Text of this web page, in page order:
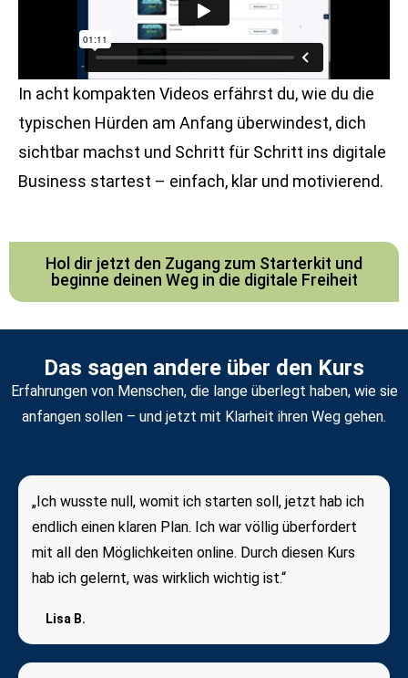
In acht kompakten Videos erfährst du, wie du die
typischen Hürden am Anfang überwindest, dich
sichtbar machst und Schritt für Schritt ins digitale
Business startest – einfach, klar und motivierend.
Hol dir jetzt den Zugang zum Starterkit und
beginne deinen Weg in die digitale Freiheit
Das sagen andere über den Kurs
Erfahrungen von Menschen, die lange überlegt haben, wie sie
anfangen sollen – und jetzt mit Klarheit ihren Weg gehen.
„Ich wusste null, womit ich starten soll, jetzt hab ich
endlich einen klaren Plan. Ich war völlig überfordert
mit all den Möglichkeiten online. Durch diesen Kurs
hab ich gelernt, was wirklich wichtig ist.“
Lisa B.